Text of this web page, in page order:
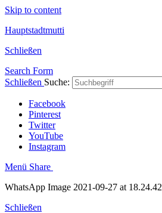
Skip to content
Hauptstadtmutti
Schließen
Search Form
Schließen Suche:
Facebook
Pinterest
Twitter
YouTube
Instagram
Menü Share
WhatsApp Image 2021-09-27 at 18.24.42
Schließen